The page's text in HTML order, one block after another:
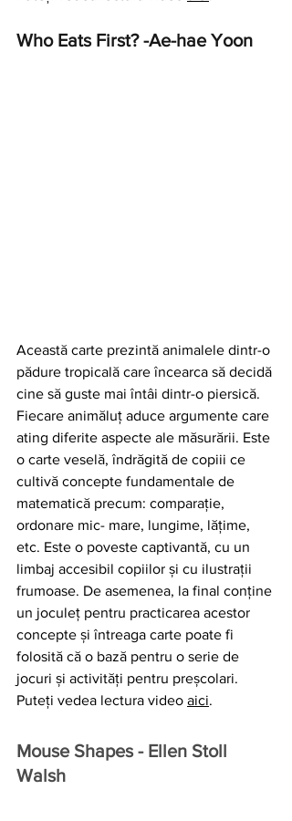
Who Eats First? -Ae-hae Yoon
Această carte prezintă animalele dintr-o
pădure tropicală care încearca să decidă
cine să guste mai întâi dintr-o piersică.
Fiecare animăluț aduce argumente care
ating diferite aspecte ale măsurării. Este
o carte veselă, îndrăgită de copiii ce
cultivă concepte fundamentale de
matematică precum: comparație,
ordonare mic- mare, lungime, lățime,
etc. Este o poveste captivantă, cu un
limbaj accesibil copiilor și cu ilustrații
frumoase. De asemenea, la final conține
un joculeț pentru practicarea acestor
concepte și întreaga carte poate fi
folosită că o bază pentru o serie de
jocuri și activități pentru preșcolari.
Puteți vedea lectura video aici.
Mouse Shapes - Ellen Stoll
Walsh